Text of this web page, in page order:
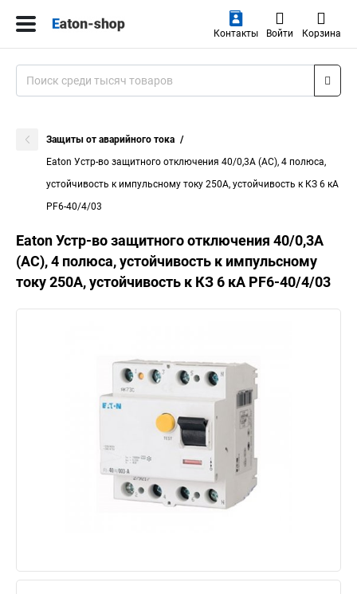
Контакты Войти Корзина
Защиты от аварийного тока
Eaton Устр-во защитного отключения 40/0,3А (АС), 4 полюса,
устойчивость к импульсному току 250А, устойчивость к КЗ 6 кА
PF6-40/4/03
Eaton Устр-во защитного отключения 40/0,3А
(АС), 4 полюса, устойчивость к импульсному
току 250А, устойчивость к КЗ 6 кА PF6-40/4/03